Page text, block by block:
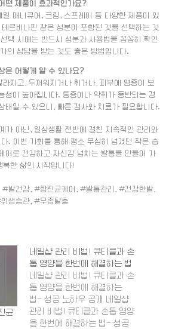
떤 제품이 효과적인가요?
일 매니큐어, 크림, 스프레이 등 다양한 제품이 있
르비나핀 같은 성분이 포함된 것을 선택하는 것
택 시에는 반드시 성분과 사용법을 꼼꼼히 확인
의 상담을 받는 것도 좋은 방법입니다.
은 어떻게 알 수 있나요?
라지고, 두꺼워지거나 휘거나, 피부에 염증이 보
성이 높아집니다. 통증이나 악취가 동반되는 경
태일 수 있으니, 빠른 검사와 치료가 필요합니다.
가 아닌, 일상생활 전반에 걸친 지속적인 관리와
. 이번 기회를 통해 평소 무심히 넘겼던 작은 습
어로 건강하고 자신감 넘치는 발톱을 만들어 가
한 삶의 시작입니다!
발건강, #항진균케어, #발톱관리, #건강한발,
생습관, #무좀탈출
균
네일샵 관리 비법! 큐티클과 손
톱 영양을 한번에 해결하는 법
네일샵 관리 비법! 큐티클과 손
톱 영양을 한번에 해결하는
법- 성공 노하우 공개 네일샵
관리 비법! 큐티클과 손톱 영양
을 한번에 해결하는 법- 성공